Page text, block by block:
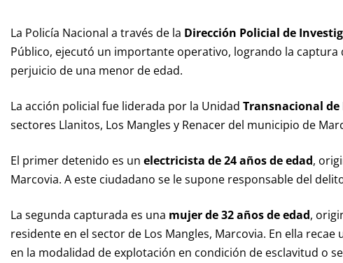
La Policía Nacional a través de la Dirección Policial de
Público, ejecutó un importante operativo, logrando la
perjuicio de una menor de edad.
La acción policial fue liderada por la Unidad Transnacional de
sectores Llanitos, Los Mangles y Renacer del municipio de
El primer detenido es un electricista de 24 años de edad,
Marcovia. A este ciudadano se le supone responsable del
La segunda capturada es una mujer de 32 años de edad,
residente en el sector de Los Mangles, Marcovia. En ella
en la modalidad de explotación en condición de esclavitud o